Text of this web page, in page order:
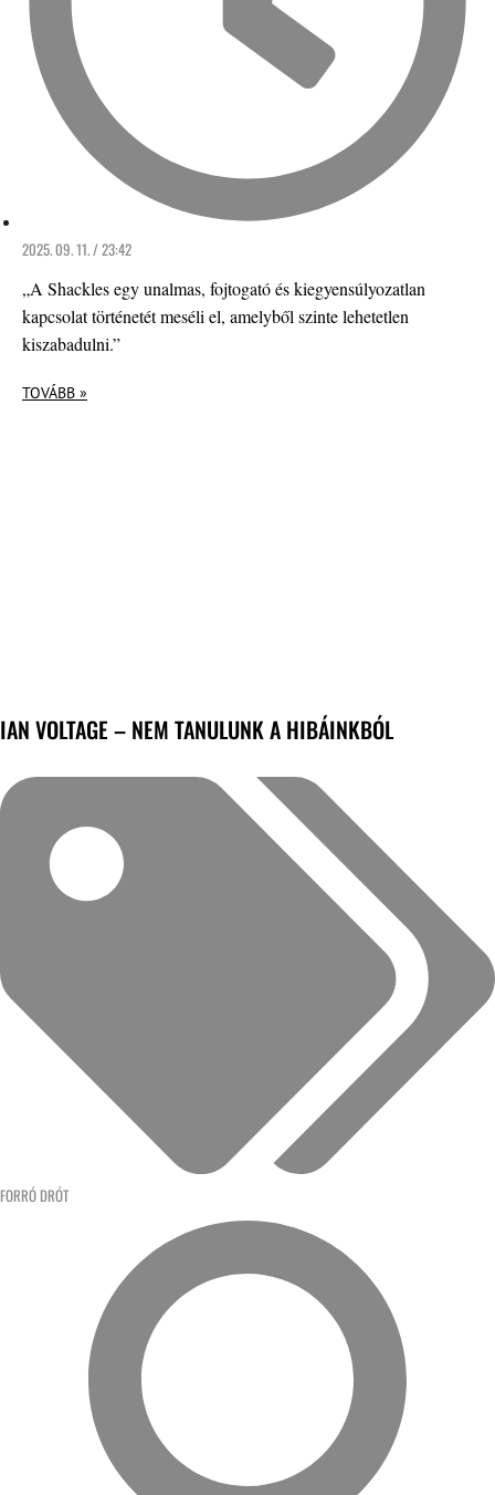
2025. 09. 11. / 23:42
„A Shackles egy unalmas, fojtogató és kiegyensúlyozatlan
kapcsolat történetét meséli el, amelyből szinte lehetetlen
kiszabadulni.”
TOVÁBB »
IAN VOLTAGE – NEM TANULUNK A HIBÁINKBÓL
FORRÓ DRÓT